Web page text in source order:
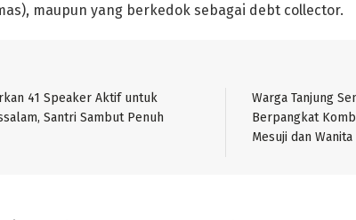
maupun yang berkedok sebagai debt collector.
41 Speaker Aktif untuk
Santri Sambut Penuh
Warga Tanjung
Berpangkat
Mesuji dan